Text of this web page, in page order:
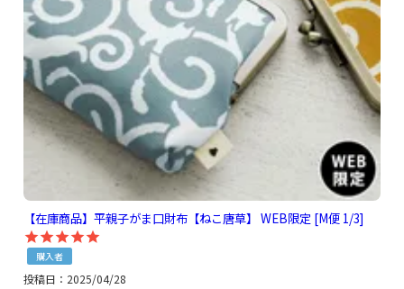
【在庫商品】平親子がま口財布【ねこ唐草】 WEB限定 [M便 1/3]
購入者
投稿日 2025/04/28